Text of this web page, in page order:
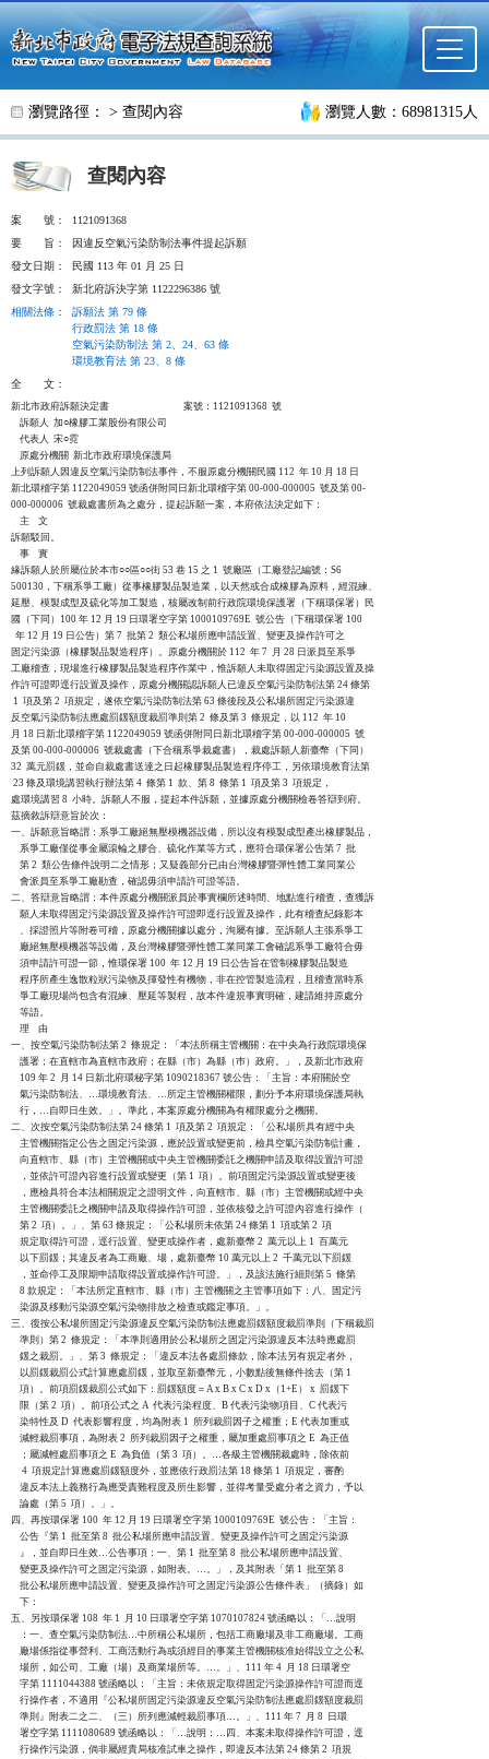
跳至主要內容
瀏覽路徑： > 查閱內容 瀏覽人數：68981315人
查閱內容
案 號：
1121091368
要
旨：
因違反空氣污染防制法事件提起訴願
發文日期：
民國 113 年 01 月 25 日
發文字號：
新北府訴決字第 1122296386 號
相關法條 ：
訴願法 第 79 條
行政罰法 第 18 條
空氣污染防制法 第 2、24、63 條
環境教育法 第 23、8 條
全
文：
新北市政府訴願決定書                                  案號：1121091368  號
    訴願人  加○橡膠工業股份有限公司
    代表人  宋○霓
    原處分機關  新北市政府環境保護局
上列訴願人因違反空氣污染防制法事件，不服原處分機關民國 112  年 10 月 18 日
新北環稽字第 1122049059 號函併附同日新北環稽字第 00-000-000005  號及第 00-
000-000006  號裁處書所為之處分，提起訴願一案，本府依法決定如下：
    主    文
訴願駁回。
    事    實
緣訴願人於所屬位於本市○○區○○街 53 巷 15 之 1  號廠區（工廠登記編號：S6
500130，下稱系爭工廠）從事橡膠製品製造業，以天然或合成橡膠為原料，經混練、
延壓、模製成型及硫化等加工製造，核屬改制前行政院環境保護署（下稱環保署）民
國（下同）100 年 12 月 19 日環署空字第 1000109769E  號公告（下稱環保署 100
  年 12 月 19 日公告）第 7  批第 2  類公私場所應申請設置、變更及操作許可之
固定污染源（橡膠製品製造程序）。原處分機關於 112  年 7  月 28 日派員至系爭
工廠稽查，現場進行橡膠製品製造程序作業中，惟訴願人未取得固定污染源設置及操
作許可證即逕行設置及操作，原處分機關認訴願人已違反空氣污染防制法第 24 條第
1  項及第 2  項規定，遂依空氣污染防制法第 63 條後段及公私場所固定污染源違
反空氣污染防制法應處罰鍰額度裁罰準則第 2  條及第 3  條規定，以 112  年 10
月 18 日新北環稽字第 1122049059 號函併附同日新北環稽字第 00-000-000005  號
及第 00-000-000006  號裁處書（下合稱系爭裁處書），裁處訴願人新臺幣（下同）
32  萬元罰鍰，並命自裁處書送達之日起橡膠製品製造程序停工，另依環境教育法第
23 條及環境講習執行辦法第 4  條第 1  款、第 8  條第 1  項及第 3  項規定，
處環境講習 8  小時。訴願人不服，提起本件訴願，並據原處分機關檢卷答辯到府。
茲摘敘訴辯意旨於次：
一、訴願意旨略謂：系爭工廠絕無壓模機器設備，所以沒有模製成型產出橡膠製品，
    系爭工廠僅從事金屬滾輪之膠合、硫化作業等方式，應符合環保署公告第 7  批
    第 2  類公告條件說明二之情形；又疑義部分已由台灣橡膠暨彈性體工業同業公
    會派員至系爭工廠勘查，確認毋須申請許可證等語。
二、答辯意旨略謂：本件原處分機關派員於事實欄所述時間、地點進行稽查，查獲訴
    願人未取得固定污染源設置及操作許可證即逕行設置及操作，此有稽查紀錄影本
    、採證照片等附卷可稽，原處分機關據以處分，洵屬有據。至訴願人主張系爭工
    廠絕無壓模機器等設備，及台灣橡膠暨彈性體工業同業工會確認系爭工廠符合毋
    須申請許可證一節，惟環保署 100  年 12 月 19 日公告旨在管制橡膠製品製造
    程序所產生逸散粒狀污染物及揮發性有機物，非在控管製造流程，且稽查當時系
    爭工廠現場尚包含有混練、壓延等製程，故本件違規事實明確，建請維持原處分
    等語。
    理    由
一、按空氣污染防制法第 2  條規定：「本法所稱主管機關：在中央為行政院環境保
    護署；在直轄市為直轄市政府；在縣（市）為縣（巿）政府。」，及新北市政府
    109 年 2  月 14 日新北府環秘字第 1090218367 號公告：「主旨：本府關於空
    氣污染防制法、…環境教育法、…所定主管機關權限，劃分予本府環境保護局執
    行，…自即日生效。」。準此，本案原處分機關為有權限處分之機關。
二、次按空氣污染防制法第 24 條第 1  項及第 2  項規定：「公私場所具有經中央
    主管機關指定公告之固定污染源，應於設置或變更前，檢具空氣污染防制計畫，
    向直轄市、縣（市）主管機關或中央主管機關委託之機關申請及取得設置許可證
    ，並依許可證內容進行設置或變更（第 1  項）。前項固定污染源設置或變更後
    ，應檢具符合本法相關規定之證明文件，向直轄市、縣（市）主管機關或經中央
    主管機關委託之機關申請及取得操作許可證，並依核發之許可證內容進行操作（
    第 2  項）。」、第 63 條規定：「公私場所未依第 24 條第 1  項或第 2  項
    規定取得許可證，逕行設置、變更或操作者，處新臺幣 2  萬元以上 1  百萬元
    以下罰鍰；其違反者為工商廠、場，處新臺幣 10 萬元以上 2  千萬元以下罰鍰
    ，並命停工及限期申請取得設置或操作許可證。」，及該法施行細則第 5  條第
    8 款規定：「本法所定直轄市、縣（市）主管機關之主管事項如下：八、固定污
    染源及移動污染源空氣污染物排放之檢查或鑑定事項。」。
三、復按公私場所固定污染源違反空氣污染防制法應處罰鍰額度裁罰準則（下稱裁罰
    準則）第 2  條規定：「本準則適用於公私場所之固定污染源違反本法時應處罰
    鍰之裁罰。」、第 3  條規定：「違反本法各處罰條款，除本法另有規定者外，
    以罰鍰裁罰公式計算應處罰鍰，並取至新臺幣元，小數點後無條件捨去（第 1
    項）。前項罰鍰裁罰公式如下：罰鍰額度＝A x B x C x D x（1+E） x  罰鍰下
    限（第 2  項）。前項公式之 A  代表污染程度、B 代表污染物項目、C 代表污
    染特性及 D  代表影響程度，均為附表 1  所列裁罰因子之權重；E 代表加重或
    減輕裁罰事項，為附表 2  所列裁罰因子之權重，屬加重處罰事項之 E  為正值
    ；屬減輕處罰事項之 E  為負值（第 3  項）。…各級主管機關裁處時，除依前
     4  項規定計算應處罰鍰額度外，並應依行政罰法第 18 條第 1  項規定，審酌
    違反本法上義務行為應受責難程度及所生影響，並得考量受處分者之資力，予以
    論處（第 5  項）。」。
四、再按環保署 100  年 12 月 19 日環署空字第 1000109769E  號公告：「主旨：
    公告『第 1  批至第 8  批公私場所應申請設置、變更及操作許可之固定污染源
    』，並自即日生效…公告事項：一、第 1  批至第 8  批公私場所應申請設置、
    變更及操作許可之固定污染源，如附表。…。」，及其附表「第 1  批至第 8
    批公私場所應申請設置、變更及操作許可之固定污染源公告條件表」（摘錄）如
    下：
五、另按環保署 108  年 1  月 10 日環署空字第 1070107824 號函略以：「…說明
    ：一、查空氣污染防制法…中所稱公私場所，包括工商廠場及非工商廠場。工商
    廠場係指從事營利、工商活動行為或須經目的事業主管機關核准始得設立之公私
    場所，如公司、工廠（場）及商業場所等。…。」、111 年 4  月 18 日環署空
    字第 1111044388 號函略以：「主旨：未依規定取得固定污染源操作許可證而逕
    行操作者，不適用『公私場所固定污染源違反空氣污染防制法應處罰鍰額度裁罰
    準則』附表二之二、（三）所列應減輕裁罰事項…。」、111 年 7  月 8  日環
    署空字第 1111080689 號函略以：「…說明：…四、本案未取得操作許可證，逕
    行操作污染源，倘非屬經貴局核准試車之操作，即違反本法第 24 條第 2  項規